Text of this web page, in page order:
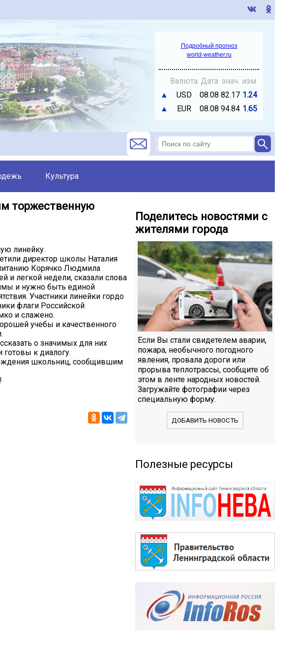
Подробный прогноз
world-weather.ru
Валюта Дата знач. изм.
▲
USD 08.08 82.17 1.24
▲
EUR 08.08 94.84 1.65
Культура
торжественную
линейку.
директор школы Наталия
Корячко Людмила
и легкой недели, сказали слова
и нужно быть единой
Участники линейки гордо
флаги Российской
и слажено.
учебы и качественного
о значимых для них
готовы к диалогу.
школьниц, сообщившим
Поделитесь новостями с
жителями города
Если Вы стали свидетелем аварии,
пожара, необычного погодного
явления, провала дороги или
прорыва теплотрассы, сообщите об
этом в ленте народных новостей.
Загружайте фотографии через
специальную форму.
ДОБАВИТЬ НОВОСТЬ
Полезные ресурсы